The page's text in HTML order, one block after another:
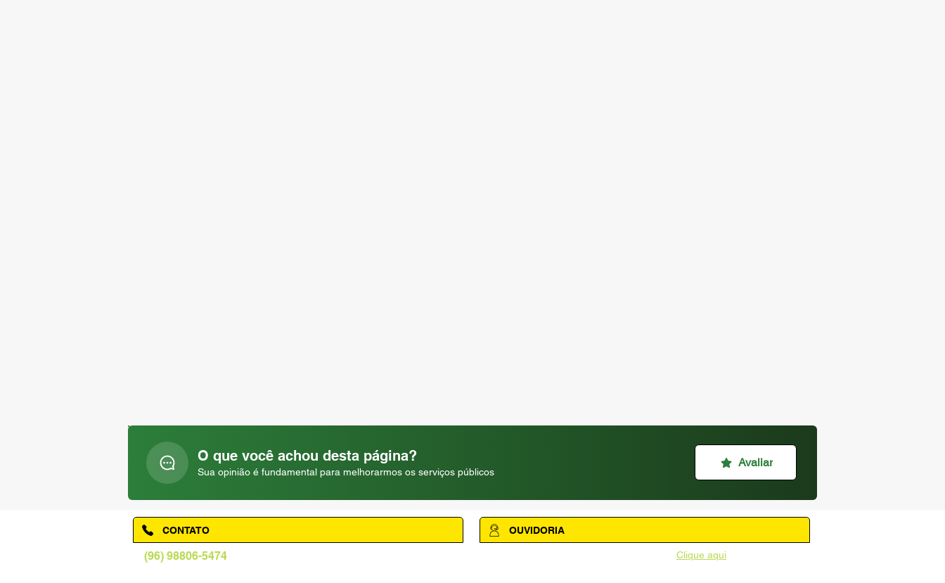
O que você achou desta página?
Sua opinião é fundamental para melhorarmos os serviços públicos
Avaliar
(96) 98806-5474
CONTATO
Clique aqui
OUVIDORIA